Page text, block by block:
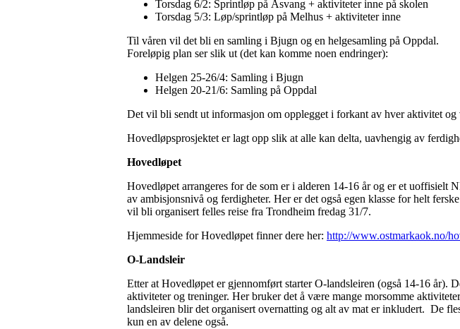
Torsdag 6/2: Sprintløp på Åsvang + aktiviteter inne på skolen
Torsdag 5/3: Løp/sprintløp på Melhus + aktiviteter inne
Til våren vil det bli en samling i Bjugn og en helgesamling på Oppdal.
Foreløpig plan ser slik ut (det kan komme noen endringer):
Helgen 25-26/4: Samling i Bjugn
Helgen 20-21/6: Samling på Oppdal
Det vil bli sendt ut informasjon om opplegget i forkant av hver aktivitet
Hovedløpsprosjektet er lagt opp slik at alle kan delta, uavhengig av
Hovedløpet
Hovedløpet arrangeres for de som er i alderen 14-16 år og er et
av ambisjonsnivå og ferdigheter. Her er det også egen klasse for helt
vil bli organisert felles reise fra Trondheim fredag 31/7.
Hjemmeside for Hovedløpet finner dere her: http://www.ostmarkaok.no/
O-Landsleir
Etter at Hovedløpet er gjennomført starter O-landsleiren (også 14-16 år).
aktiviteter og treninger. Her bruker det å være mange morsomme
landsleiren blir det organisert overnatting og alt av mat er inkludert. De
kun en av delene også.